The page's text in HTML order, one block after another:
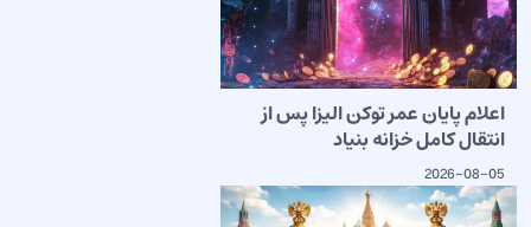
اعلام پایان عمر توکن الیزا پس از
انتقال کامل خزانه بنیاد
2026-08-05